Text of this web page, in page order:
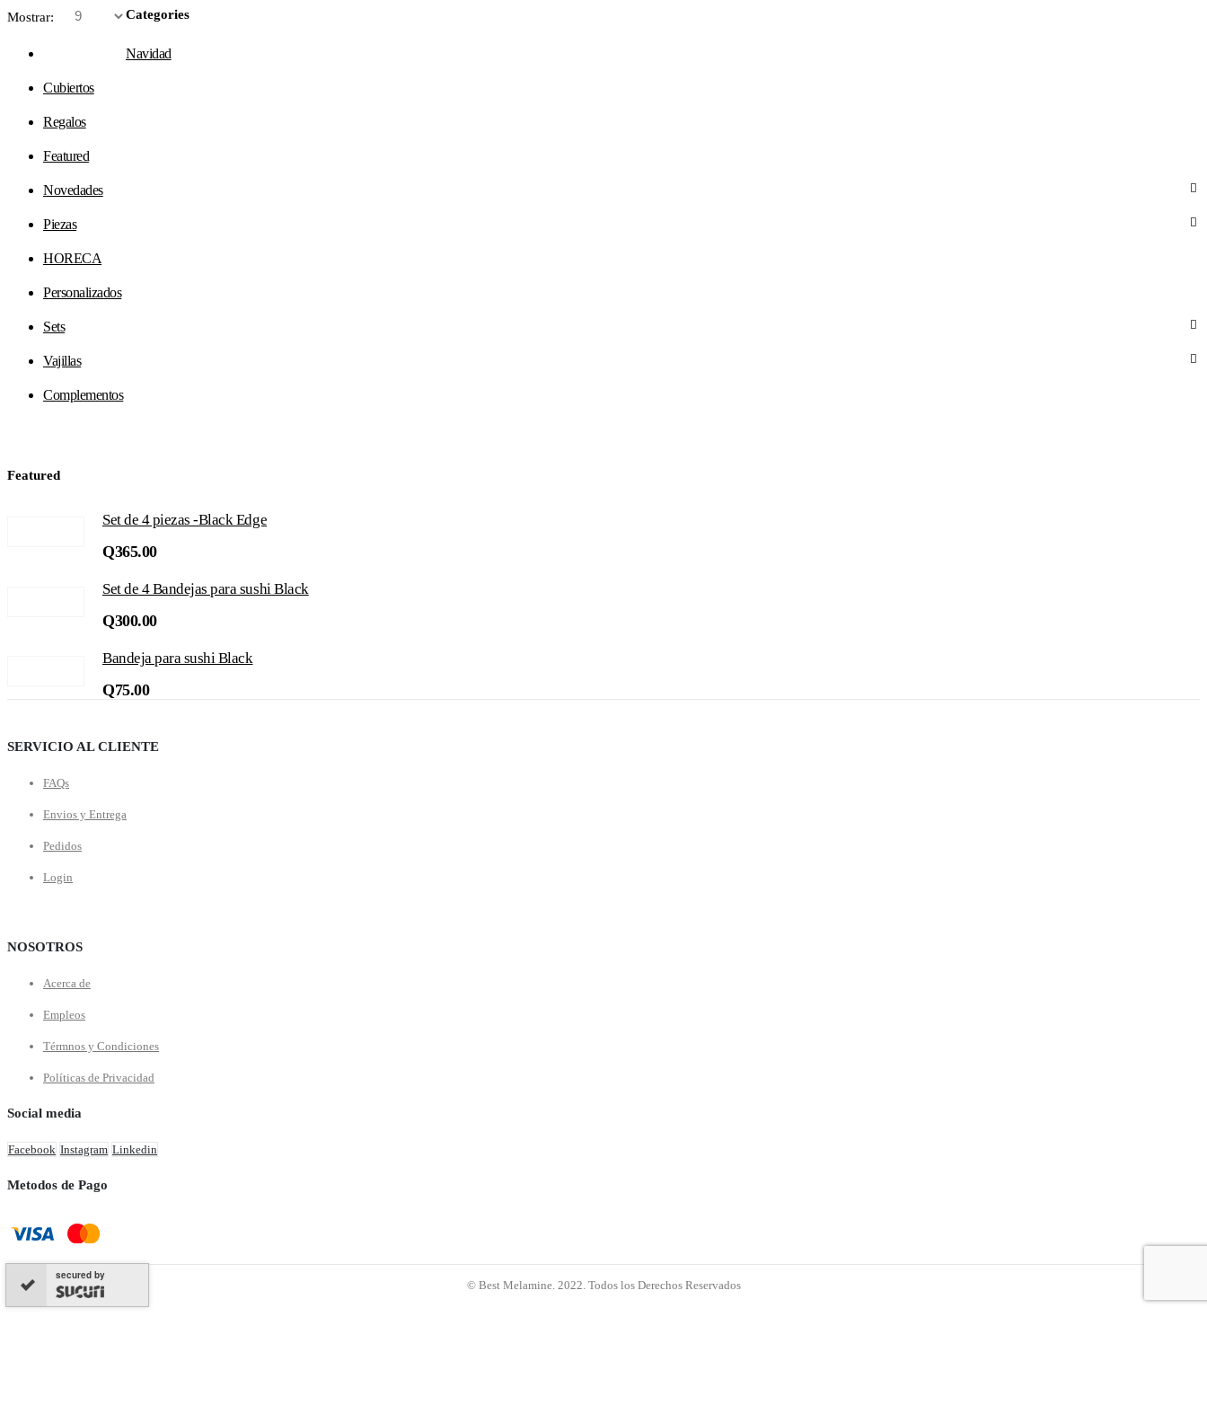
Mostrar: Categories
Navidad
Cubiertos
Regalos
Featured
Novedades
Piezas
HORECA
Personalizados
Sets
Vajillas
Complementos
Featured
Set de 4 piezas -Black Edge
Q365.00
Set de 4 Bandejas para sushi Black
Q300.00
Bandeja para sushi Black
Q75.00
SERVICIO AL CLIENTE
FAQs
Envios y Entrega
Pedidos
Login
NOSOTROS
Acerca de
Empleos
Térmnos y Condiciones
Políticas de Privacidad
Social media
Facebook Instagram Linkedin
Metodos de Pago
© Best Melamine. 2022. Todos los Derechos Reservados
secured by